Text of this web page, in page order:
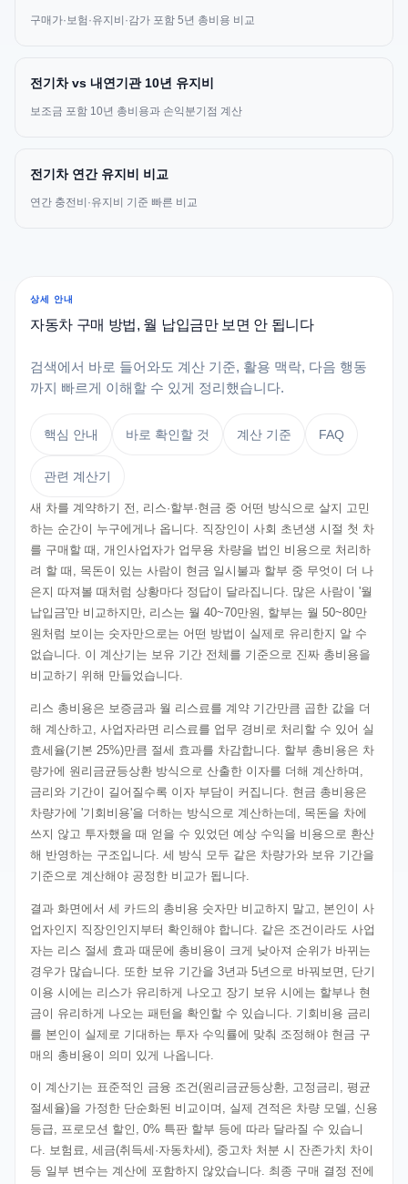
구매가·보험·유지비·감가 포함 5년 총비용 비교
전기차 vs 내연기관 10년 유지비
보조금 포함 10년 총비용과 손익분기점 계산
전기차 연간 유지비 비교
연간 충전비·유지비 기준 빠른 비교
상세 안내
자동차 구매 방법, 월 납입금만 보면 안 됩니다
검색에서 바로 들어와도 계산 기준, 활용 맥락, 다음 행동
까지 빠르게 이해할 수 있게 정리했습니다.
핵심 안내 바로 확인할 것 계산 기준 FAQ
관련 계산기
새 차를 계약하기 전, 리스·할부·현금 중 어떤 방식으로 살지 고민
하는 순간이 누구에게나 옵니다. 직장인이 사회 초년생 시절 첫 차
를 구매할 때, 개인사업자가 업무용 차량을 법인 비용으로 처리하
려 할 때, 목돈이 있는 사람이 현금 일시불과 할부 중 무엇이 더 나
은지 따져볼 때처럼 상황마다 정답이 달라집니다. 많은 사람이 '월
납입금'만 비교하지만, 리스는 월 40~70만원, 할부는 월 50~80만
원처럼 보이는 숫자만으로는 어떤 방법이 실제로 유리한지 알 수
없습니다. 이 계산기는 보유 기간 전체를 기준으로 진짜 총비용을
비교하기 위해 만들었습니다.
리스 총비용은 보증금과 월 리스료를 계약 기간만큼 곱한 값을 더
해 계산하고, 사업자라면 리스료를 업무 경비로 처리할 수 있어 실
효세율(기본 25%)만큼 절세 효과를 차감합니다. 할부 총비용은 차
량가에 원리금균등상환 방식으로 산출한 이자를 더해 계산하며,
금리와 기간이 길어질수록 이자 부담이 커집니다. 현금 총비용은
차량가에 '기회비용'을 더하는 방식으로 계산하는데, 목돈을 차에
쓰지 않고 투자했을 때 얻을 수 있었던 예상 수익을 비용으로 환산
해 반영하는 구조입니다. 세 방식 모두 같은 차량가와 보유 기간을
기준으로 계산해야 공정한 비교가 됩니다.
결과 화면에서 세 카드의 총비용 숫자만 비교하지 말고, 본인이 사
업자인지 직장인인지부터 확인해야 합니다. 같은 조건이라도 사업
자는 리스 절세 효과 때문에 총비용이 크게 낮아져 순위가 바뀌는
경우가 많습니다. 또한 보유 기간을 3년과 5년으로 바꿔보면, 단기
이용 시에는 리스가 유리하게 나오고 장기 보유 시에는 할부나 현
금이 유리하게 나오는 패턴을 확인할 수 있습니다. 기회비용 금리
를 본인이 실제로 기대하는 투자 수익률에 맞춰 조정해야 현금 구
매의 총비용이 의미 있게 나옵니다.
이 계산기는 표준적인 금융 조건(원리금균등상환, 고정금리, 평균
절세율)을 가정한 단순화된 비교이며, 실제 견적은 차량 모델, 신용
등급, 프로모션 할인, 0% 특판 할부 등에 따라 달라질 수 있습니
다. 보험료, 세금(취득세·자동차세), 중고차 처분 시 잔존가치 차이
등 일부 변수는 계산에 포함하지 않았습니다. 최종 구매 결정 전에